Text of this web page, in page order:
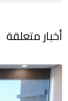
أخبار متعلقة